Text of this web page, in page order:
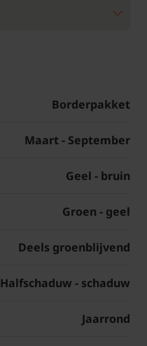
Borderpakket
Maart - September
Geel - bruin
Groen - geel
Deels groenblijvend
Halfschaduw - schaduw
Jaarrond